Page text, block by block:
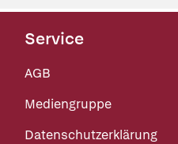
Service
AGB
Mediengruppe
Datenschutzerklärung